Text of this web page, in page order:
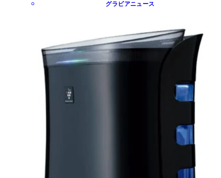
グラビアニュース